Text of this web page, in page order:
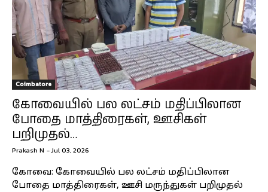
Coimbatore
கோவையில் பல லட்சம் மதிப்பிலான
போதை மாத்திரைகள், ஊசிகள்
பறிமுதல்…
Prakash N -Jul 03, 2026
கோவை: கோவையில் பல லட்சம் மதிப்பிலான
போதை மாத்திரைகள், ஊசி மருந்துகள் பறிமுதல்